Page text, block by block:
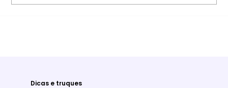
Dicas e truques